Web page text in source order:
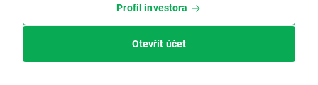
Profil investora
Otevřít účet